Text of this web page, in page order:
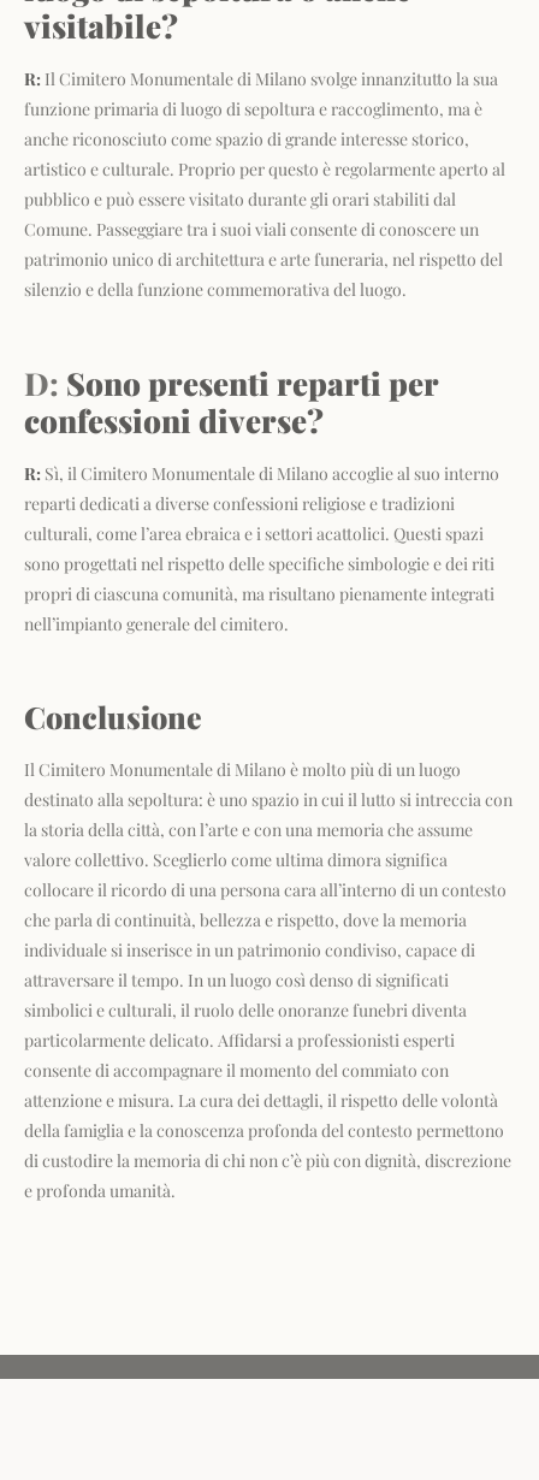
visitabile?
R: Il Cimitero Monumentale di Milano svolge innanzitutto la sua
funzione primaria di luogo di sepoltura e raccoglimento, ma è
anche riconosciuto come spazio di grande interesse storico,
artistico e culturale. Proprio per questo è regolarmente aperto al
pubblico e può essere visitato durante gli orari stabiliti dal
Comune. Passeggiare tra i suoi viali consente di conoscere un
patrimonio unico di architettura e arte funeraria, nel rispetto del
silenzio e della funzione commemorativa del luogo.
D: Sono presenti reparti per
confessioni diverse?
R: Sì, il Cimitero Monumentale di Milano accoglie al suo interno
reparti dedicati a diverse confessioni religiose e tradizioni
culturali, come l’area ebraica e i settori acattolici. Questi spazi
sono progettati nel rispetto delle specifiche simbologie e dei riti
propri di ciascuna comunità, ma risultano pienamente integrati
nell’impianto generale del cimitero.
Conclusione
Il Cimitero Monumentale di Milano è molto più di un luogo
destinato alla sepoltura: è uno spazio in cui il lutto si intreccia con
la storia della città, con l’arte e con una memoria che assume
valore collettivo. Sceglierlo come ultima dimora significa
collocare il ricordo di una persona cara all’interno di un contesto
che parla di continuità, bellezza e rispetto, dove la memoria
individuale si inserisce in un patrimonio condiviso, capace di
attraversare il tempo. In un luogo così denso di significati
simbolici e culturali, il ruolo delle onoranze funebri diventa
particolarmente delicato. Affidarsi a professionisti esperti
consente di accompagnare il momento del commiato con
attenzione e misura. La cura dei dettagli, il rispetto delle volontà
della famiglia e la conoscenza profonda del contesto permettono
di custodire la memoria di chi non c’è più con dignità, discrezione
e profonda umanità.